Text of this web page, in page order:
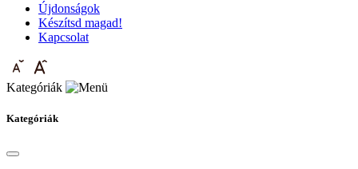
Újdonságok
Készítsd magad!
Kapcsolat
Kategóriák
Kategóriák